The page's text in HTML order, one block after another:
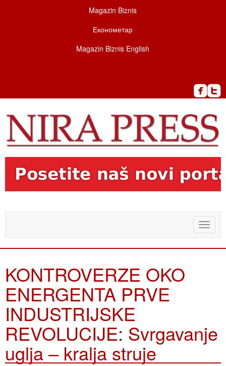
Magazin Biznis
Економетар
Magazin Biznis English
Toggle
KONTROVERZE OKO
ENERGENTA PRVE
INDUSTRIJSKE
REVOLUCIJE: Svrgavanje
uglja – kralja struje